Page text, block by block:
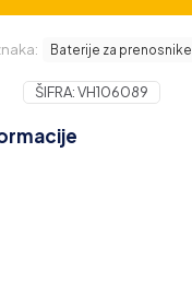
Baterije za prenosnike
ŠIFRA:VH106089